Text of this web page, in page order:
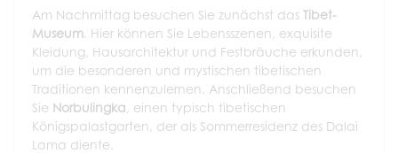
Am Nachmittag besuchen Sie zunächst das Tibet-
Museum . Hier können Sie Lebensszenen, exquisite
Kleidung, Hausarchitektur und Festbräuche erkunden,
um die besonderen und mystischen tibetischen
Traditionen kennenzulernen. Anschließend besuchen
Sie Norbulingka, einen typisch tibetischen
Königspalastgarten, der als Sommerresidenz des Dalai
Lama diente.